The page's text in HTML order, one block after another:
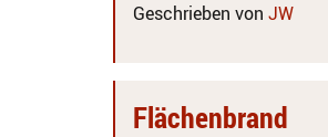
Geschrieben von JW
Flächenbrand